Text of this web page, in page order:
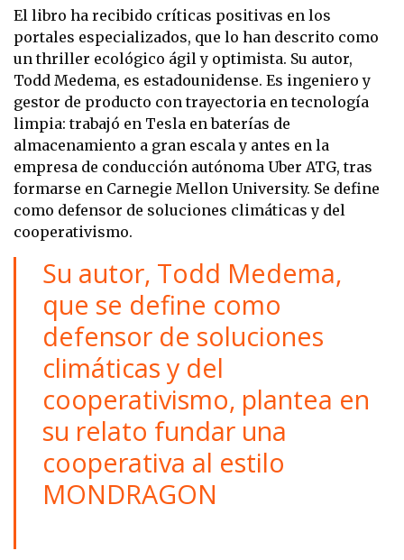
El libro ha recibido críticas positivas en los
portales especializados, que lo han descrito como
un thriller ecológico ágil y optimista. Su autor,
Todd Medema, es estadounidense. Es ingeniero y
gestor de producto con trayectoria en tecnología
limpia: trabajó en Tesla en baterías de
almacenamiento a gran escala y antes en la
empresa de conducción autónoma Uber ATG, tras
formarse en Carnegie Mellon University. Se define
como defensor de soluciones climáticas y del
cooperativismo.
Su autor, Todd Medema,
que se define como
defensor de soluciones
climáticas y del
cooperativismo, plantea en
su relato fundar una
cooperativa al estilo
MONDRAGON